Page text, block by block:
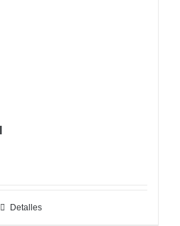
Detalles